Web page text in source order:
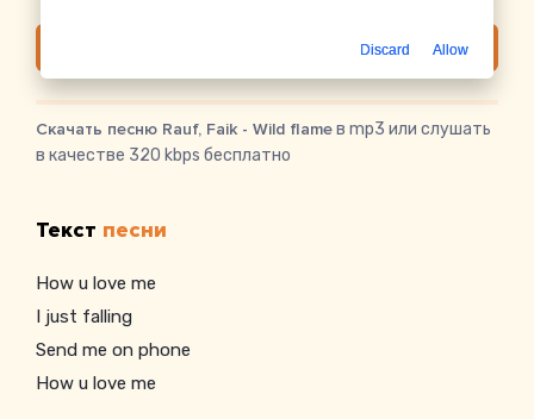
Скачать песню Rauf, Faik - Wild flameв mp3 или слушать
в качестве 320 kbps бесплатно
Текст песни
How u love me
I just falling
Send me on phone
How u love me
Discard Allow